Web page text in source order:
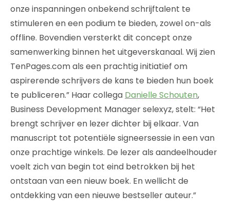
onze inspanningen onbekend schrijftalent te
stimuleren en een podium te bieden, zowel on-als
offline. Bovendien versterkt dit concept onze
samenwerking binnen het uitgeverskanaal. Wij zien
TenPages.com als een prachtig initiatief om
aspirerende schrijvers de kans te bieden hun boek
te publiceren.” Haar collega Danielle Schouten,
Business Development Manager selexyz, stelt: “Het
brengt schrijver en lezer dichter bij elkaar. Van
manuscript tot potentiële signeersessie in een van
onze prachtige winkels. De lezer als aandeelhouder
voelt zich van begin tot eind betrokken bij het
ontstaan van een nieuw boek. En wellicht de
ontdekking van een nieuwe bestseller auteur.”